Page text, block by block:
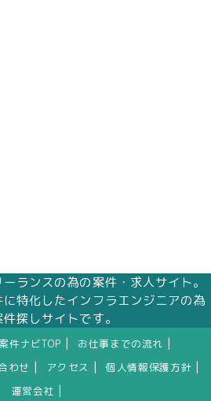
ランスの為の案件・求人サイト。
特化したインフラエンジニアの為
探しサイトです。
件ナビTOP お仕事までの流れ
わせ アクセス 個人情報保護方針
運営会社